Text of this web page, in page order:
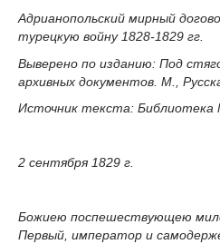
Адрианопольский мирный
турецкую войну 1828-1829 гг.
Выверено по изданию: Под
архивных документов. М.,
Источник текста: Библиотека
2 сентября 1829 г.
Божиею поспешествующею
Первый, император и